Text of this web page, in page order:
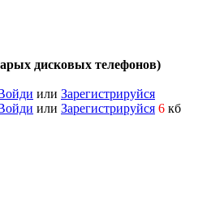
дисковых телефонов)
или Зарегистрируйся
или Зарегистрируйся 6 кб